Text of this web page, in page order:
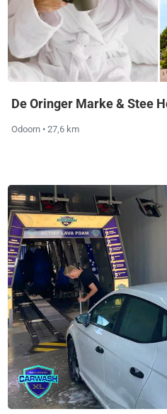
De Oringer Marke & Stee
Odoorn • 27,6 km